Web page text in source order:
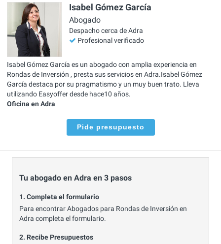
Isabel Gómez García
Abogado
Despacho cerca de Adra
Profesional verificado
Isabel Gómez García es un abogado con amplia experiencia en
Rondas de Inversión , presta sus servicios en Adra.Isabel Gómez
García destaca por su pragmatismo y un muy buen trato. Lleva
utilizando Easyoffer desde hace10 años.
Oficina en Adra
Pide presupuesto
Tu abogado en Adra en 3 pasos
1. Completa el formulario
Para encontrar Abogados para Rondas de Inversión en
Adra completa el formulario.
2. Recibe Presupuestos